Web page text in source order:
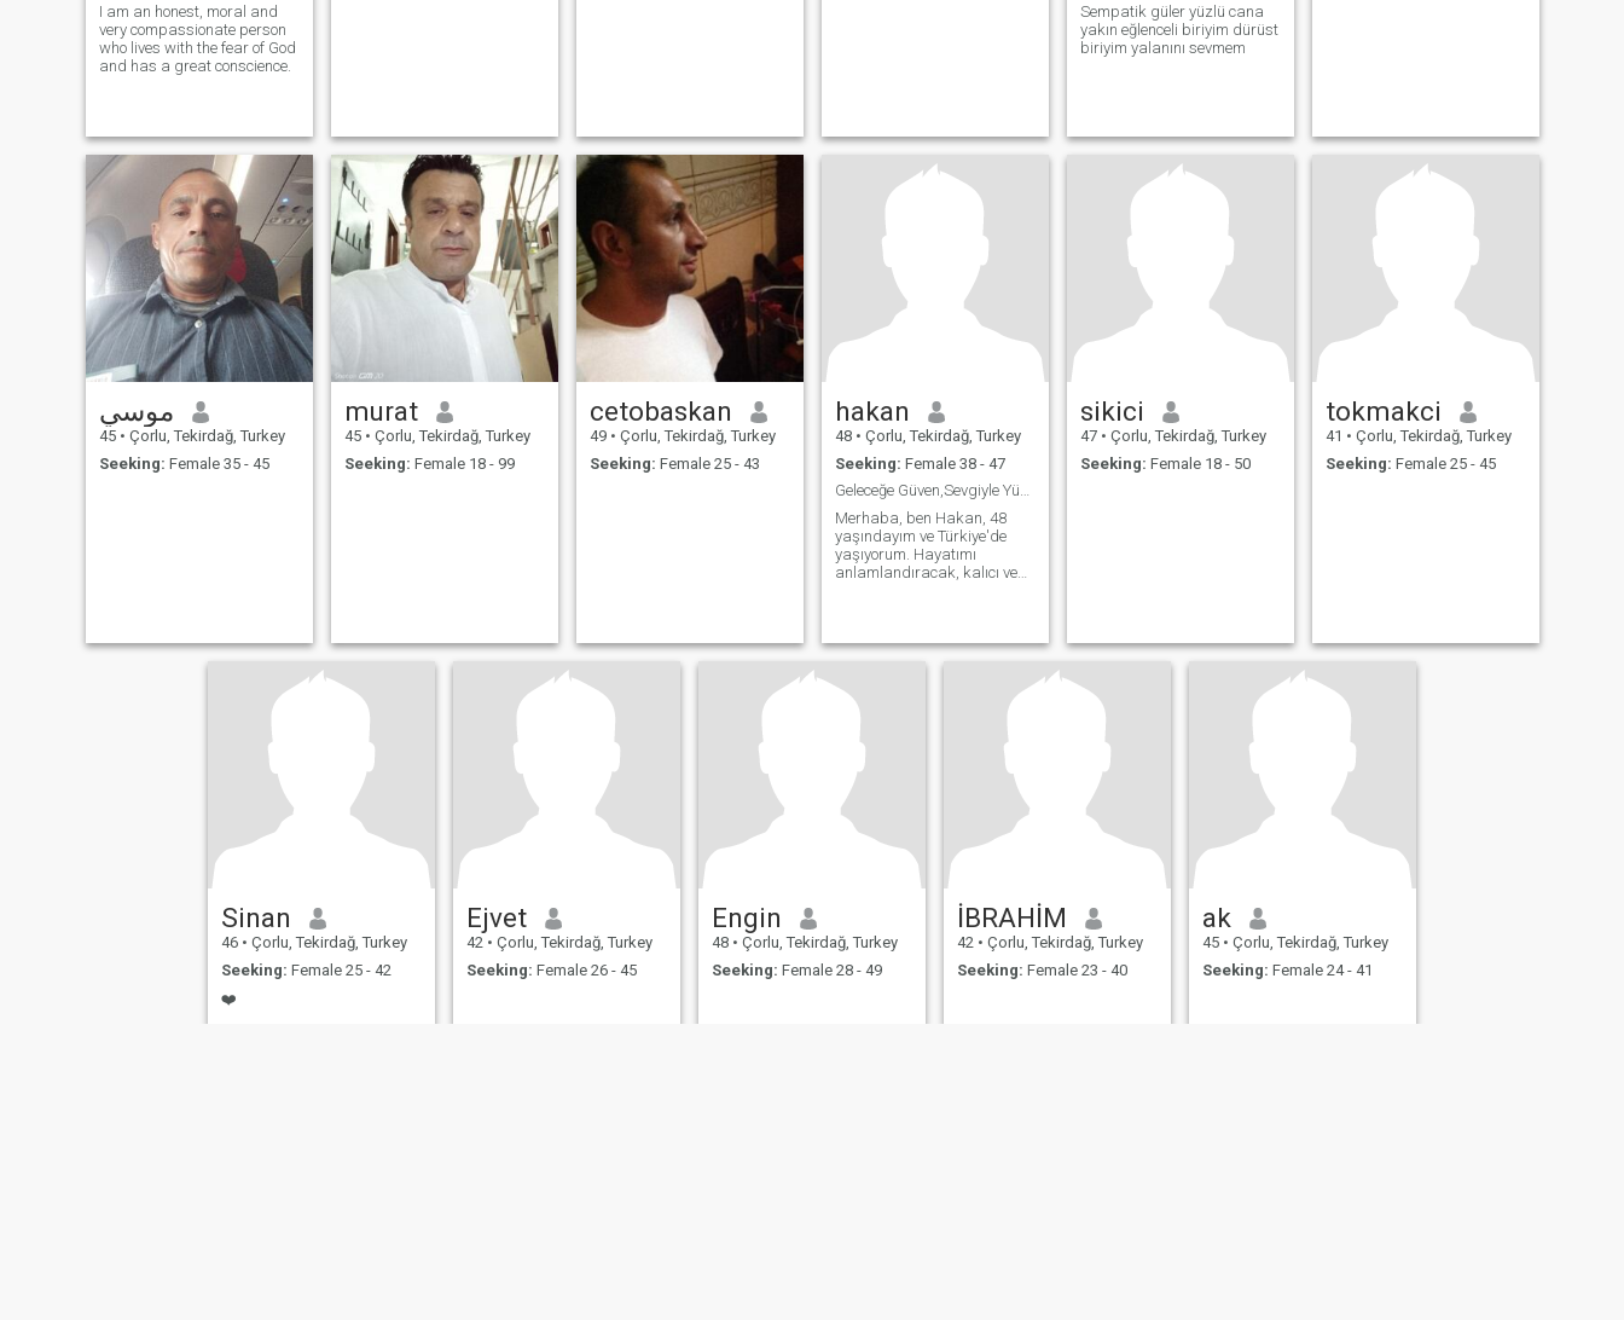
I am an honest, moral and
very compassionate person
who lives with the fear of God
and has a great conscience.
Sempatik güler yüzlü cana
yakın eğlenceli biriyim dürüst
biriyim yalanını sevmem
موسي
45 • Çorlu, Tekirdağ, Turkey
Seeking: Female 35 - 45
murat
45 • Çorlu, Tekirdağ, Turkey
Seeking: Female 18 - 99
cetobaskan
49 • Çorlu, Tekirdağ, Turkey
Seeking: Female 25 - 43
hakan
48 • Çorlu, Tekirdağ, Turkey
Seeking: Female 38 - 47
Geleceğe Güven,Sevgiyle Yürüyecek Hayat Arkadaşı
Merhaba, ben Hakan, 48
yaşındayım ve Türkiye'de
yaşıyorum. Hayatımı
anlamlandıracak, kalıcı ve
sorumluluk sahibiyim. Boş
zamanlarımda doğada
okumayı,belges
sikici
47 • Çorlu, Tekirdağ, Turkey
Seeking: Female 18 - 50
tokmakci
41 • Çorlu, Tekirdağ, Turkey
Seeking: Female 25 - 45
Sinan
46 • Çorlu, Tekirdağ, Turkey
Seeking: Female 25 - 42
❤️
Ejvet
42 • Çorlu, Tekirdağ, Turkey
Seeking: Female 26 - 45
Engin
48 • Çorlu, Tekirdağ, Turkey
Seeking: Female 28 - 49
İBRAHİM
42 • Çorlu, Tekirdağ, Turkey
Seeking: Female 23 - 40
ak
45 • Çorlu, Tekirdağ, Turkey
Seeking: Female 24 - 41